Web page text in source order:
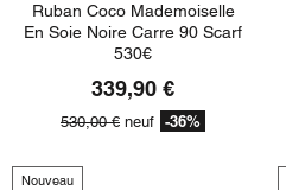
Ruban Coco Mademoiselle
En Soie Noire Carre 90 Scarf
530€
339,90 €
530,00 € neuf -36%
Nouveau